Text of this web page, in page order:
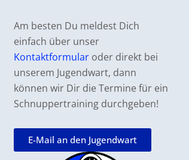
Am besten Du meldest Dich
einfach über unser
Kontaktformularoder direkt bei
unserem Jugendwart, dann
können wir Dir die Termine für ein
Schnuppertraining durchgeben!
E-Mail an den Jugendwart